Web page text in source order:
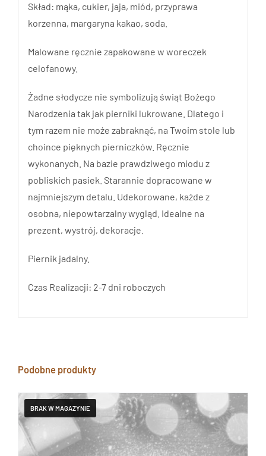
Skład: mąka, cukier, jaja, miód, przyprawa
korzenna, margaryna kakao, soda.
Malowane ręcznie zapakowane w woreczek
celofanowy.
Żadne słodycze nie symbolizują świąt Bożego
Narodzenia tak jak pierniki lukrowane. Dlatego i
tym razem nie może zabraknąć, na Twoim stole lub
choince pięknych pierniczków. Ręcznie
wykonanych. Na bazie prawdziwego miodu z
pobliskich pasiek. Starannie dopracowane w
najmniejszym detalu. Udekorowane, każde z
osobna, niepowtarzalny wygląd. Idealne na
prezent, wystrój, dekoracje.
Piernik jadalny.
Czas Realizacji: 2-7 dni roboczych
Podobne produkty